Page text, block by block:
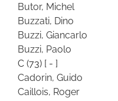
Butor, Michel
Buzzati, Dino
Buzzi, Giancarlo
Buzzi, Paolo
C (73) [ - ]
Cadorin, Guido
Caillois, Roger